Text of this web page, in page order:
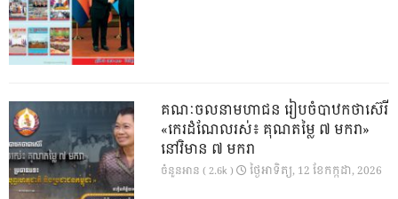
គណៈចលនាមហាជន រៀបចំបាឋកថាស៊េរី
«កេរដំណែលរស់៖ គុណតម្លៃ ៧ មករា»
នៅវិមាន ៧ មករា
ចំនួនអាន ( 2.6k ) ថ្ងៃ​អាទិត្យ, 12 ខែ​កក្កដា, 2026